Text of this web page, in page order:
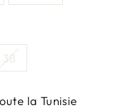
38
la Tunisie